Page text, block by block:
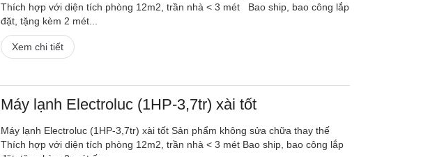
Thích hợp với diện tích phòng 12m2, trần nhà < 3 mét Bao ship, bao công lắp
đặt, tặng kèm 2 mét...
Xem chi tiết
Máy lạnh Electroluc (1HP-3,7tr) xài tốt
Máy lạnh Electroluc (1HP-3,7tr) xài tốt Sản phẩm không sửa chữa thay thế
Thích hợp với diện tích phòng 12m2, trần nhà < 3 mét Bao ship, bao công lắp